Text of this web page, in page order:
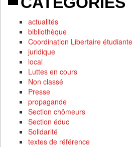
actualités
bibliothèque
Coordination Libertaire étudiante
juridique
local
Luttes en cours
Non classé
Presse
propagande
Section chômeurs
Section éduc
Solidarité
textes de référence